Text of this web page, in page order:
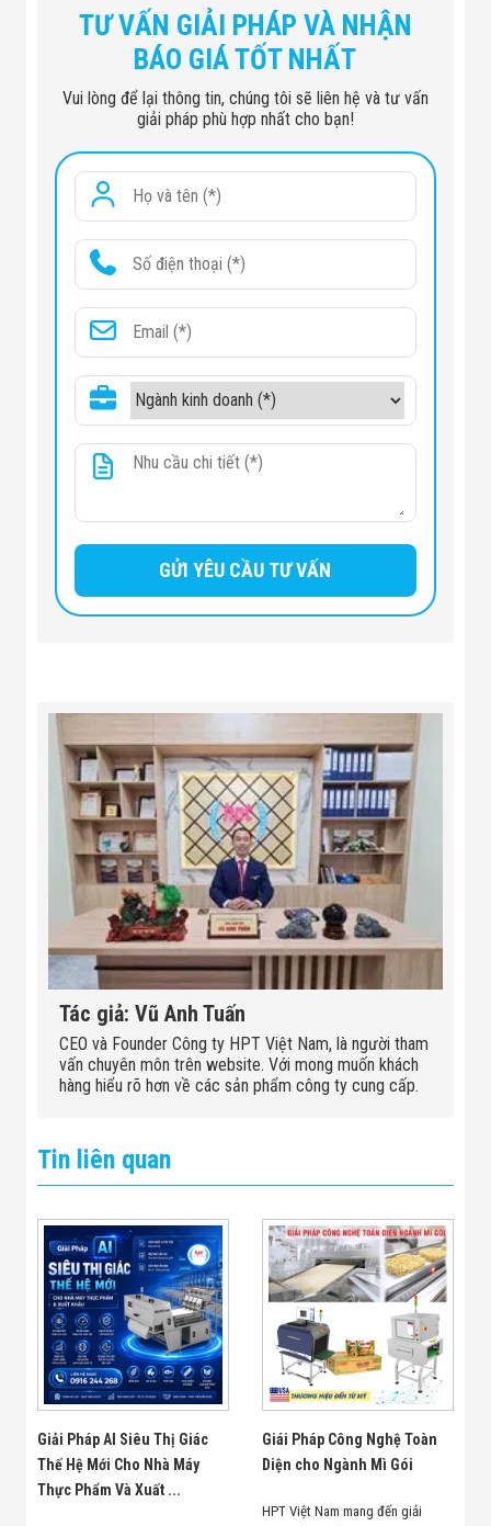
TƯ VẤN GIẢI PHÁP VÀ NHẬN
BÁO GIÁ TỐT NHẤT
Vui lòng để lại thông tin, chúng tôi sẽ liên hệ và tư vấn
giải pháp phù hợp nhất cho bạn!
Tác giả: Vũ Anh Tuấn
CEO và Founder Công ty HPT Việt Nam, là người tham
vấn chuyên môn trên website. Với mong muốn khách
hàng hiểu rõ hơn về các sản phẩm công ty cung cấp.
Tin liên quan
Giải Pháp AI Siêu Thị Giác
Thế Hệ Mới Cho Nhà Máy
Thực Phẩm Và Xuất ...
Giái Pháp Công Nghệ Toàn
Diện cho Ngành Mì Gói
HPT Việt Nam mang đến giải